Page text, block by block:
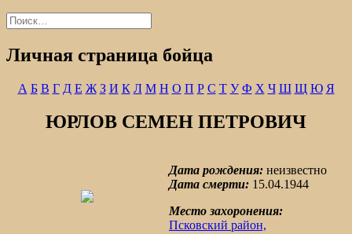
Найти:
Личная страница бойца
А Б В Г Д Е Ж З И К Л М Н О П Р С Т У Ф Х Ч Ш Щ Ю Я
ЮРЛОВ СЕМЕН ПЕТРОВИЧ
Дата рождения: неизвестно
Дата смерти: 15.04.1944
Место захоронения:
Псковский район,